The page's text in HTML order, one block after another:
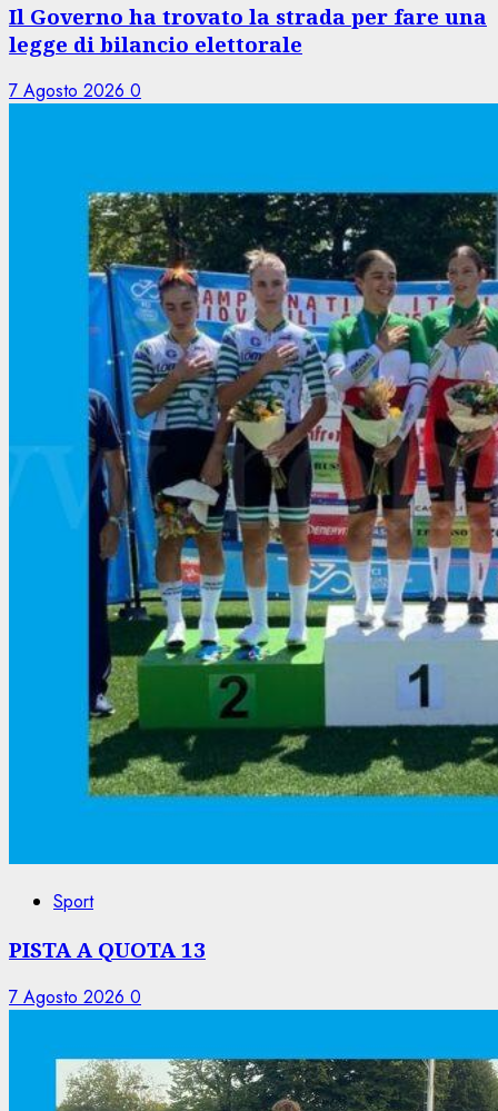
Il Governo ha trovato la strada per fare una
legge di bilancio elettorale
7 Agosto 2026 0
Sport
PISTA A QUOTA 13
7 Agosto 2026 0